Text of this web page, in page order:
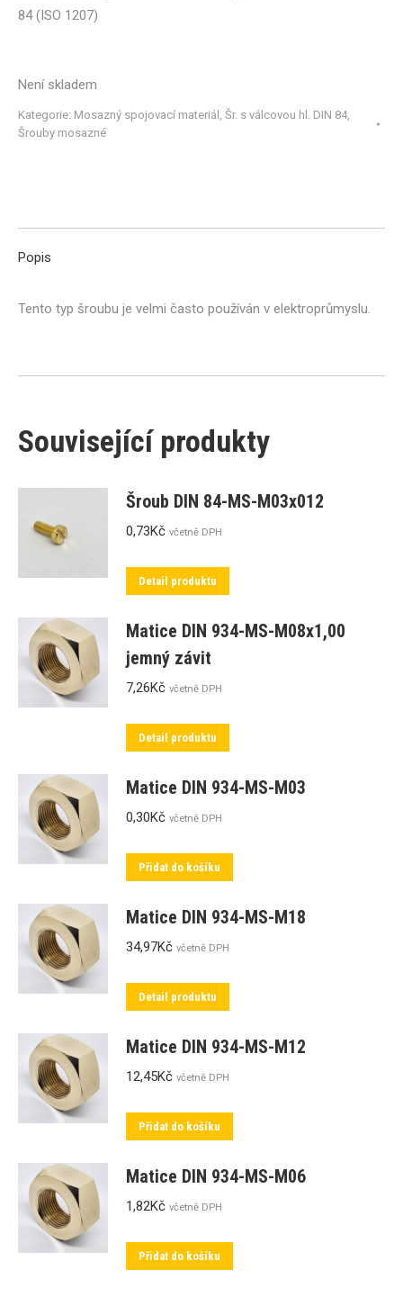
84 (ISO 1207)
Není skladem
Kategorie: Mosazný spojovací materiál Šr. s válcovou hl. DIN 84,
Šrouby mosazné
Popis
Tento typ šroubu je velmi často používán v elektroprůmyslu.
Související produkty
Šroub DIN 84-MS-M03x012
0,73Kč včetně DPH
Detail produktu
Matice DIN 934-MS-M08x1,00
jemný závit
7,26Kč včetně DPH
Detail produktu
Matice DIN 934-MS-M03
0,30Kč včetně DPH
Přidat do košíku
Matice DIN 934-MS-M18
34,97Kč včetně DPH
Detail produktu
Matice DIN 934-MS-M12
12,45Kč včetně DPH
Přidat do košíku
Matice DIN 934-MS-M06
1,82Kč včetně DPH
Přidat do košíku